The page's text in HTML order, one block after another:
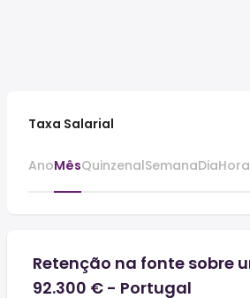
Taxa Salarial
AnoMêsQuinzenalSemanaDiaHora
Retenção na fonte sobre
92.300 € - Portugal